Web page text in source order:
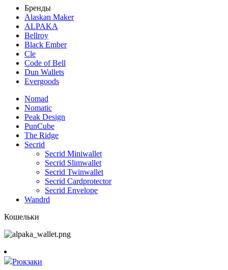
Бренды
Alaskan Maker
ALPAKA
Bellroy
Black Ember
Cle
Code of Bell
Dun Wallets
Evergoods
Nomad
Nomatic
Peak Design
PunCube
The Ridge
Secrid
Secrid Miniwallet
Secrid Slimwallet
Secrid Twinwallet
Secrid Cardprotector
Secrid Envelope
Wandrd
Кошельки
Рюкзаки